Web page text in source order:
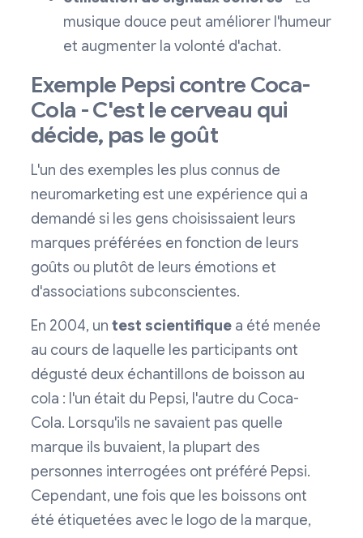
musique douce peut améliorer l'humeur
et augmenter la volonté d'achat.
Exemple Pepsi contre Coca-
Cola - C'est le cerveau qui
décide, pas le goût
L'un des exemples les plus connus de
neuromarketing est une expérience qui a
demandé si les gens choisissaient leurs
marques préférées en fonction de leurs
goûts ou plutôt de leurs émotions et
d'associations subconscientes.
En 2004, un test scientifique a été menée
au cours de laquelle les participants ont
dégusté deux échantillons de boisson au
cola : l'un était du Pepsi, l'autre du Coca-
Cola. Lorsqu'ils ne savaient pas quelle
marque ils buvaient, la plupart des
personnes interrogées ont préféré Pepsi.
Cependant, une fois que les boissons ont
été étiquetées avec le logo de la marque,